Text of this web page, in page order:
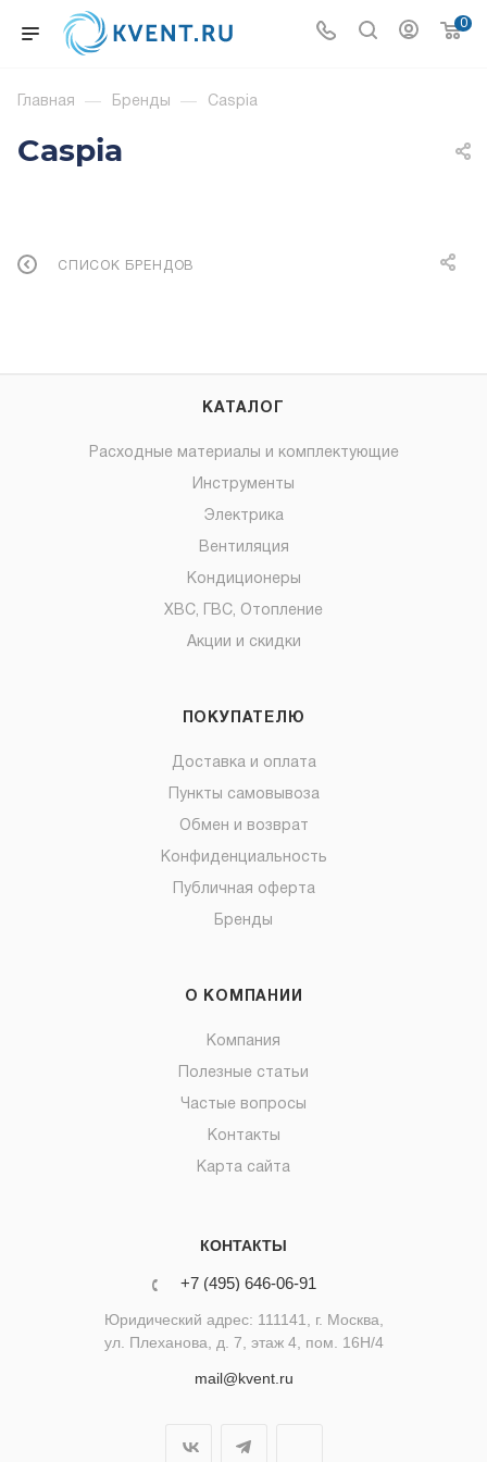
0
Главная — Бренды — Caspia
Caspia
СПИСОК БРЕНДОВ
КАТАЛОГ
Расходные материалы и комплектующие
Инструменты
Электрика
Вентиляция
Кондиционеры
ХВС, ГВС, Отопление
Акции и скидки
ПОКУПАТЕЛЮ
Доставка и оплата
Пункты самовывоза
Обмен и возврат
Конфиденциальность
Публичная оферта
Бренды
О КОМПАНИИ
Компания
Полезные статьи
Частые вопросы
Контакты
Карта сайта
КОНТАКТЫ
+7 (495) 646-06-91
Юридический адрес: 111141, г. Москва,
ул. Плеханова, д. 7, этаж 4, пом. 16Н/4
mail@kvent.ru